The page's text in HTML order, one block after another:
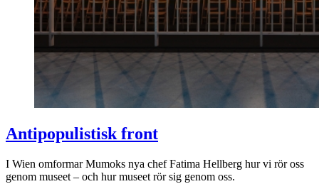
Antipopulistisk front
I Wien omformar Mumoks nya chef Fatima Hellberg hur vi rör oss
genom museet – och hur museet rör sig genom oss.